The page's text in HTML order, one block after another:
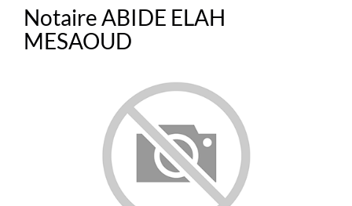
Notaire ABIDE ELAH
MESAOUD